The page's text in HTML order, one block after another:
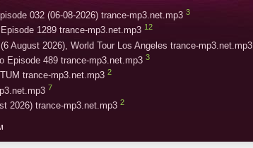
032 (06-08-2026) trance-mp3.net.mp3 3
1289 trance-mp3.net.mp3 12
August 2026), World Tour Los Angeles trance-mp3.net.mp3
Episode 489 trance-mp3.net.mp3 3
trance-mp3.net.mp3 2
7
2026) trance-mp3.net.mp3 2